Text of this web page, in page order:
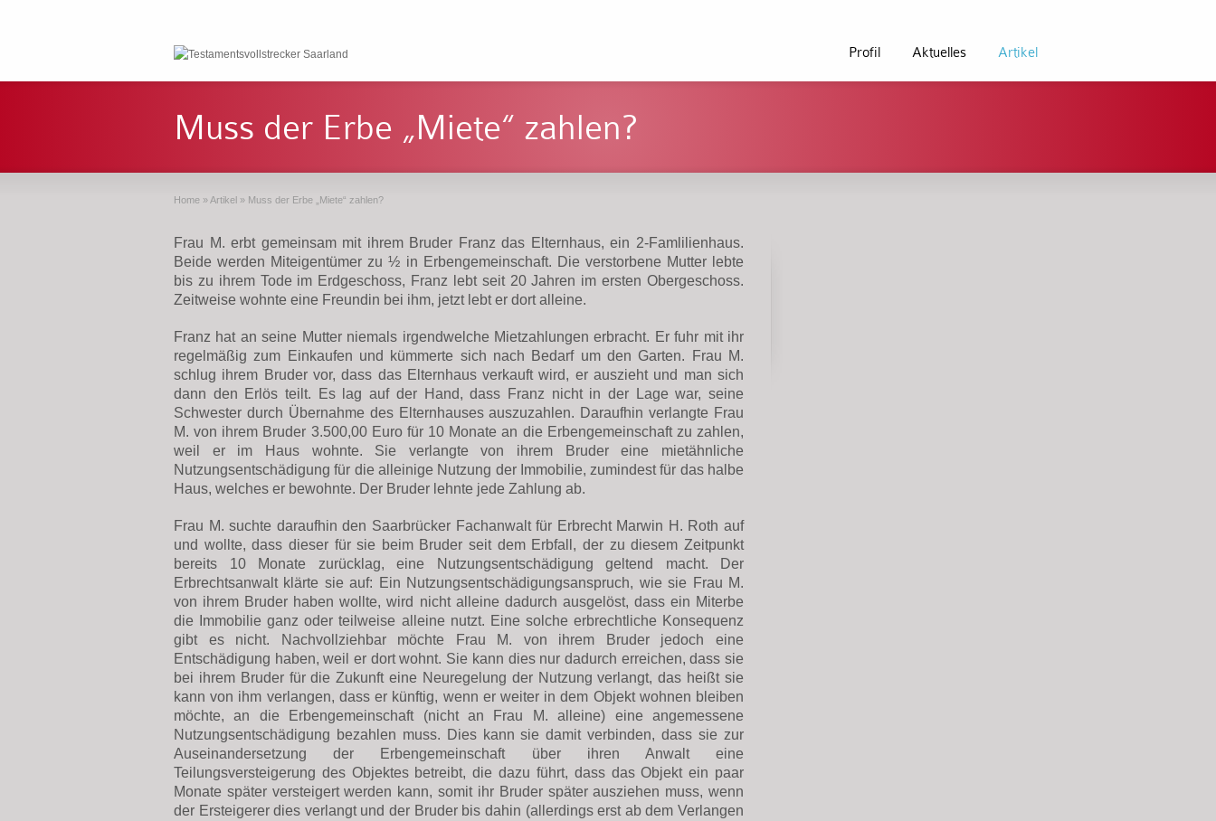
Profil Aktuelles Artikel
Muss der Erbe „Miete“ zahlen?
Home »Artikel » Muss der Erbe „Miete“ zahlen?
Frau M. erbt gemeinsam mit ihrem Bruder Franz das Elternhaus, ein 2-Famlilienhaus.
Beide werden Miteigentümer zu ½ in Erbengemeinschaft. Die verstorbene Mutter lebte
bis zu ihrem Tode im Erdgeschoss, Franz lebt seit 20 Jahren im ersten Obergeschoss.
Zeitweise wohnte eine Freundin bei ihm, jetzt lebt er dort alleine.
Franz hat an seine Mutter niemals irgendwelche Mietzahlungen erbracht. Er fuhr mit ihr
regelmäßig zum Einkaufen und kümmerte sich nach Bedarf um den Garten. Frau M.
schlug ihrem Bruder vor, dass das Elternhaus verkauft wird, er auszieht und man sich
dann den Erlös teilt. Es lag auf der Hand, dass Franz nicht in der Lage war, seine
Schwester durch Übernahme des Elternhauses auszuzahlen. Daraufhin verlangte Frau
M. von ihrem Bruder 3.500,00 Euro für 10 Monate an die Erbengemeinschaft zu zahlen,
weil er im Haus wohnte. Sie verlangte von ihrem Bruder eine mietähnliche
Nutzungsentschädigung für die alleinige Nutzung der Immobilie, zumindest für das halbe
Haus, welches er bewohnte. Der Bruder lehnte jede Zahlung ab.
Frau M. suchte daraufhin den Saarbrücker Fachanwalt für Erbrecht Marwin H. Roth auf
und wollte, dass dieser für sie beim Bruder seit dem Erbfall, der zu diesem Zeitpunkt
bereits 10 Monate zurücklag, eine Nutzungsentschädigung geltend macht. Der
Erbrechtsanwalt klärte sie auf: Ein Nutzungsentschädigungsanspruch, wie sie Frau M.
von ihrem Bruder haben wollte, wird nicht alleine dadurch ausgelöst, dass ein Miterbe
die Immobilie ganz oder teilweise alleine nutzt. Eine solche erbrechtliche Konsequenz
gibt es nicht. Nachvollziehbar möchte Frau M. von ihrem Bruder jedoch eine
Entschädigung haben, weil er dort wohnt. Sie kann dies nur dadurch erreichen, dass sie
bei ihrem Bruder für die Zukunft eine Neuregelung der Nutzung verlangt, das heißt sie
kann von ihm verlangen, dass er künftig, wenn er weiter in dem Objekt wohnen bleiben
möchte, an die Erbengemeinschaft (nicht an Frau M. alleine) eine angemessene
Nutzungsentschädigung bezahlen muss. Dies kann sie damit verbinden, dass sie zur
Auseinandersetzung der Erbengemeinschaft über ihren Anwalt eine
Teilungsversteigerung des Objektes betreibt, die dazu führt, dass das Objekt ein paar
Monate später versteigert werden kann, somit ihr Bruder später ausziehen muss, wenn
der Ersteigerer dies verlangt und der Bruder bis dahin (allerdings erst ab dem Verlangen